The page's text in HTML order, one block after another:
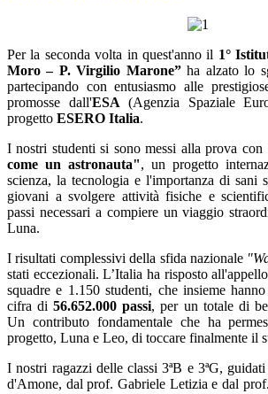
Per la seconda volta in quest'anno il 1°
Moro – P. Virgilio Marone”ha alzato lo
partecipando con entusiasmo alle
promosse dall'ESA (Agenzia Spaziale
progetto ESERO Italia.
I nostri studenti si sono messi alla prova con
come un astronauta", un progetto
scienza, la tecnologia e l'importanza di sani
giovani a svolgere attività fisiche e
passi necessari a compiere un viaggio
Luna.
I risultati complessivi della sfida nazionale
stati eccezionali. L’Italia ha risposto
squadre e 1.150 studenti, che insieme
cifra di56.652.000 passi, per un totale di
Un contributo fondamentale che ha
progetto, Luna e Leo, di toccare finalmente il
I nostri ragazzi delle classi 3ªB e 3ªG,
d'Amone, dal prof. Gabriele Letizia e dal